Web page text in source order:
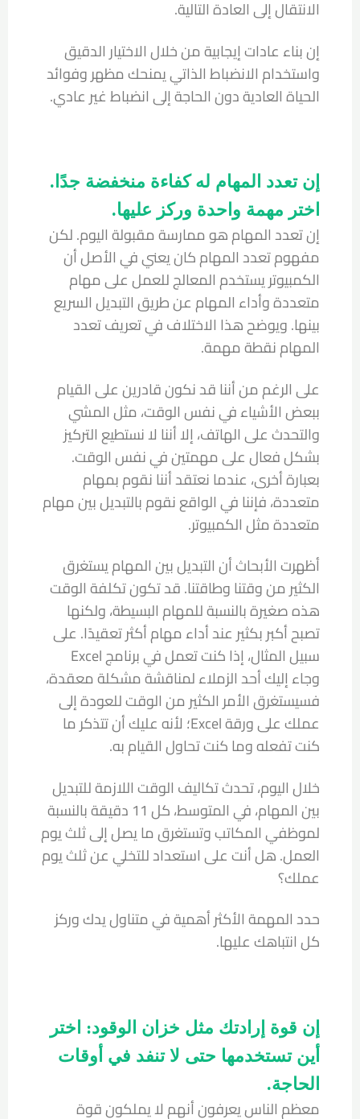
الانتقال إلى العادة التالية.
إن بناء عادات إيجابية من خلال الاختيار الدقيق
واستخدام الانضباط الذاتي يمنحك مظهر وفوائد
الحياة العادية دون الحاجة إلى انضباط غير عادي.
إن تعدد المهام له كفاءة منخفضة جدًا.
اختر مهمة واحدة وركز عليها.
إن تعدد المهام هو ممارسة مقبولة اليوم. لكن
مفهوم تعدد المهام كان يعني في الأصل أن
الكمبيوتر يستخدم المعالج للعمل على مهام
متعددة وأداء المهام عن طريق التبديل السريع
بينها. ويوضح هذا الاختلاف في تعريف تعدد
المهام نقطة مهمة.
على الرغم من أننا قد نكون قادرين على القيام
ببعض الأشياء في نفس الوقت، مثل المشي
والتحدث على الهاتف، إلا أننا لا نستطيع التركيز
بشكل فعال على مهمتين في نفس الوقت.
بعبارة أخرى، عندما نعتقد أننا نقوم بمهام
متعددة، فإننا في الواقع نقوم بالتبديل بين مهام
متعددة مثل الكمبيوتر.
أظهرت الأبحاث أن التبديل بين المهام يستغرق
الكثير من وقتنا وطاقتنا. قد تكون تكلفة الوقت
هذه صغيرة بالنسبة للمهام البسيطة، ولكنها
تصبح أكبر بكثير عند أداء مهام أكثر تعقيدًا. على
سبيل المثال، إذا كنت تعمل في برنامج Excel
وجاء إليك أحد الزملاء لمناقشة مشكلة معقدة،
فسيستغرق الأمر الكثير من الوقت للعودة إلى
عملك على ورقة Excel؛ لأنه عليك أن تتذكر ما
كنت تفعله وما كنت تحاول القيام به.
خلال اليوم، تحدث تكاليف الوقت اللازمة للتبديل
بين المهام، في المتوسط، كل 11 دقيقة بالنسبة
لموظفي المكاتب وتستغرق ما يصل إلى ثلث يوم
العمل. هل أنت على استعداد للتخلي عن ثلث يوم
عملك؟
حدد المهمة الأكثر أهمية في متناول يدك وركز
كل انتباهك عليها.
إن قوة إرادتك مثل خزان الوقود: اختر
أين تستخدمها حتى لا تنفد في أوقات
الحاجة.
معظم الناس يعرفون أنهم لا يملكون قوة